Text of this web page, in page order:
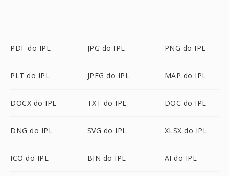
PDF do IPL JPG do IPL PNG do IPL
PLT do IPL JPEG do IPL MAP do IPL
DOCX do IPL TXT do IPL DOC do IPL
DNG do IPL SVG do IPL XLSX do IPL
ICO do IPL BIN do IPL AI do IPL